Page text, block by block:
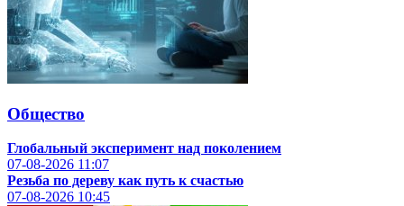
Общество
Глобальный эксперимент над поколением
07-08-2026 11:07
Резьба по дереву как путь к счастью
07-08-2026 10:45